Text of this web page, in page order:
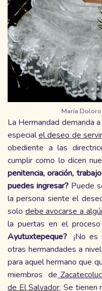
María
La Hermandad demanda
especialel deseo de
obediente a las
cumplir como lo dicen
penitencia, oración,
puedes ingresar? Puede
la persona siente el
solo debe avocarse a
la puertas en el
Ayutuxtepeque? ¡No es
otras hermandades a
para aquel hermano que
miembros de
de El Salvador. Se tienen